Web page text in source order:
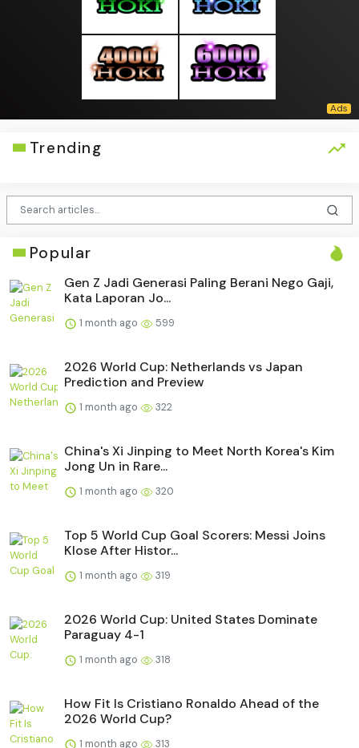
Trending
Popular
Gen Z Jadi Generasi Paling Berani Nego Gaji,
Kata Laporan Jo...
1 month ago 599
2026 World Cup: Netherlands vs Japan
Prediction and Preview
1 month ago 322
China's Xi Jinping to Meet North Korea's Kim
Jong Un in Rare...
1 month ago 320
Top 5 World Cup Goal Scorers: Messi Joins
Klose After Histor...
1 month ago 319
2026 World Cup: United States Dominate
Paraguay 4-1
1 month ago 318
How Fit Is Cristiano Ronaldo Ahead of the
2026 World Cup?
1 month ago 313